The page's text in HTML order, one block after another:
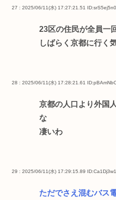
27 : 2025/06/11(水) 17:27:21.51 ID:srS5ej5n0
23区の住民が全員一
しばらく京都に行く
28 : 2025/06/11(水) 17:28:21.61
京都の人口より外国
な
凄いわ
29 : 2025/06/11(水) 17:29:15.89
ただでさえ混むバス